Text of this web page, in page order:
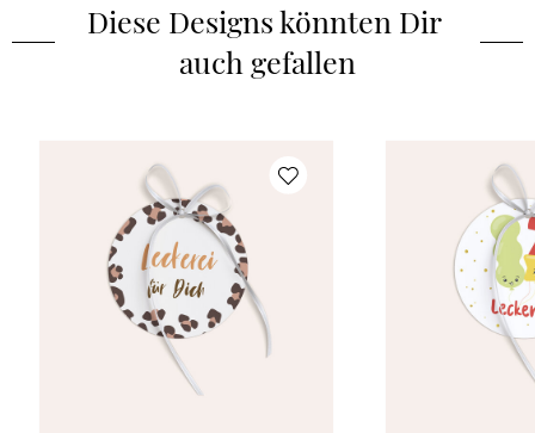
Diese Designs könnten Dir
auch gefallen